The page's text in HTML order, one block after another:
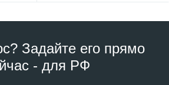
Задайте его прямо
- для РФ